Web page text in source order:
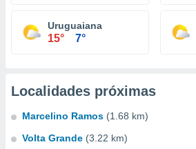
Uruguaiana
15° 7°
Localidades próximas
Marcelino Ramos (1.68 km)
Volta Grande (3.22 km)